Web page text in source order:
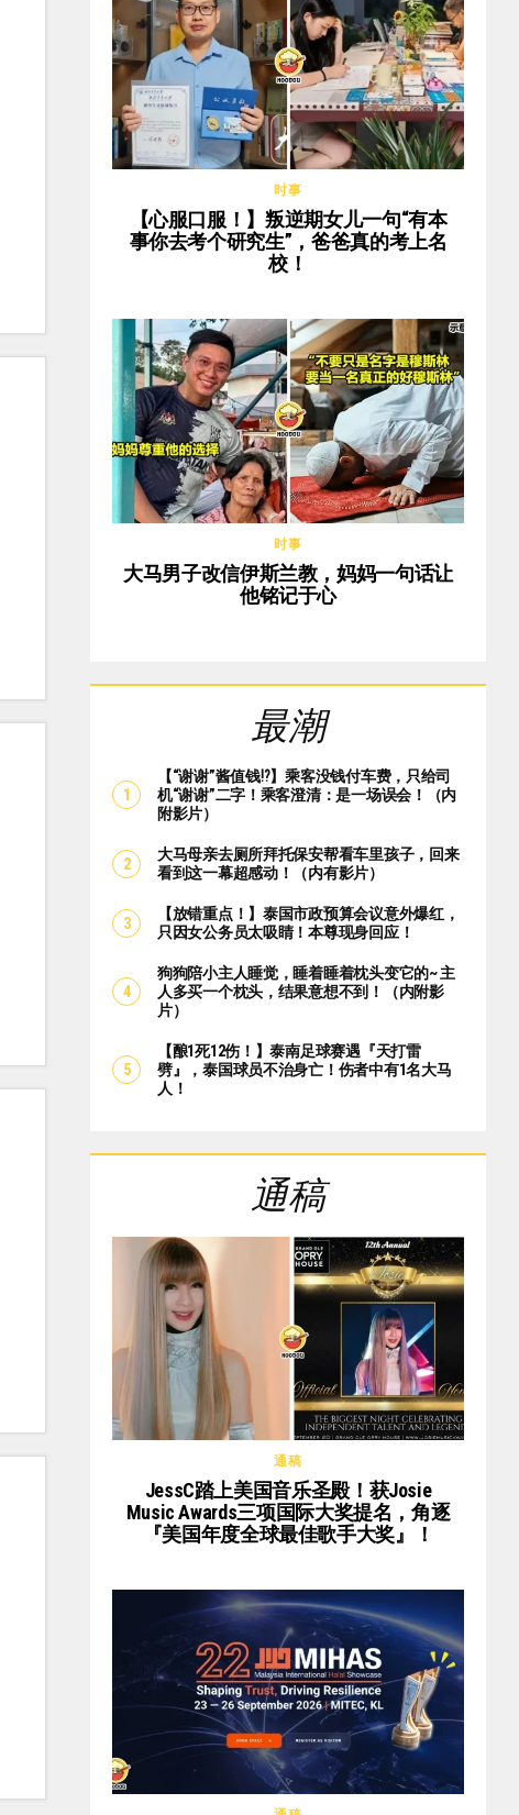
时事
【心服口服！】叛逆期女儿一句“有本
事你去考个研究生”，爸爸真的考上名
校！
时事
大马男子改信伊斯兰教，妈妈一句话让
他铭记于心
最潮
【“谢谢”酱值钱⁉️】乘客没钱付车费，只给司
机“谢谢”二字！乘客澄清：是一场误会！（内
附影片）
大马母亲去厕所拜托保安帮看车里孩子，回来
看到这一幕超感动！（内有影片）
【放错重点！】泰国市政预算会议意外爆红，
只因女公务员太吸睛！本尊现身回应！
狗狗陪小主人睡觉，睡着睡着枕头变它的~ 主
人多买一个枕头，结果意想不到！（内附影
片）
【酿1死12伤！】泰南足球赛遇『天打雷
劈』，泰国球员不治身亡！伤者中有1名大马
人！
通稿
通稿
JessC踏上美国音乐圣殿！获Josie
Music Awards三项国际大奖提名，角逐
『美国年度全球最佳歌手大奖』！